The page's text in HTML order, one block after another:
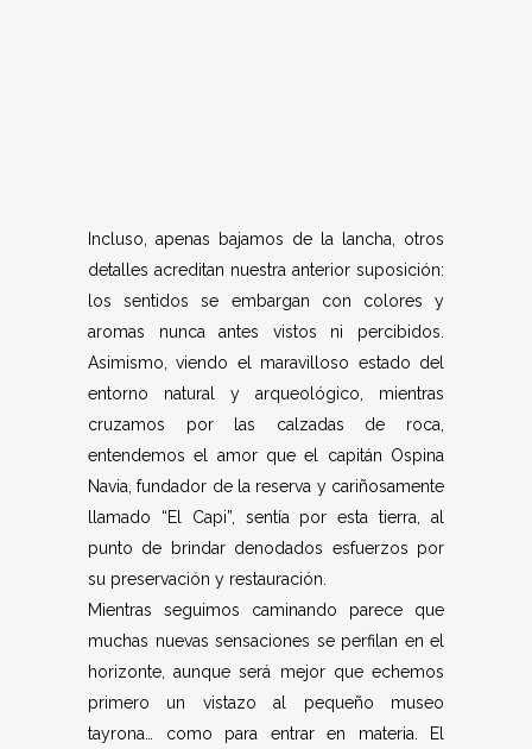
Incluso, apenas bajamos de la lancha, otros
detalles acreditan nuestra anterior suposición:
los sentidos se embargan con colores y
aromas nunca antes vistos ni percibidos.
Asimismo, viendo el maravilloso estado del
entorno natural y arqueológico, mientras
cruzamos por las calzadas de roca,
entendemos el amor que el capitán Ospina
Navia, fundador de la reserva y cariñosamente
llamado “El Capi”, sentía por esta tierra, al
punto de brindar denodados esfuerzos por
su preservación y restauración.
Mientras seguimos caminando parece que
muchas nuevas sensaciones se perfilan en el
horizonte, aunque será mejor que echemos
primero un vistazo al pequeño museo
tayrona… como para entrar en materia. El